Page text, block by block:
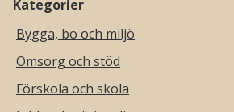
Kategorier
Bygga, bo och miljö
Omsorg och stöd
Förskola och skola